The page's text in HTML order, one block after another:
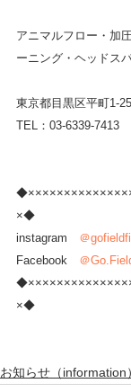
アニマルフロー・加
ーニング・ヘッドス
東京都目黒区平町1-
TEL：03-6339-7413
×◆
instagram ＠
Facebook ＠
×◆
お知らせ（information）